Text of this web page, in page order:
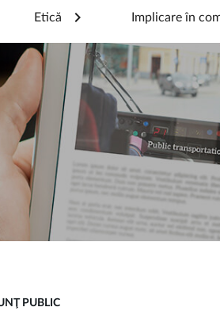
Etică Implicare în
PUBLIC